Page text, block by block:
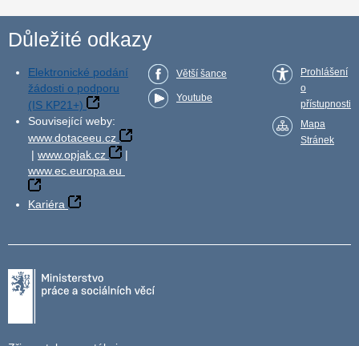
Důležité odkazy
Elektronické podání
žádosti o podporu
(IS KP21+)
Související weby:
www.dotaceeu.cz
| www.opjak.cz
|
www.ec.europa.eu
Kariéra
Větší šance
Youtube
Prohlášení
o
přístupnosti
Mapa
Stránek